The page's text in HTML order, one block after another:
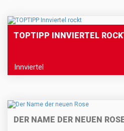
TOPTIPP INNVIERTEL
Innviertel
DER NAME DER NEUEN